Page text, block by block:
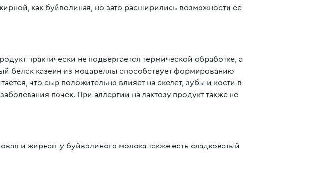
как буйволиная, но зато расширились возможности ее
практически не подвергается термической обработке, а
белок казеин из моцареллы способствует формированию
что сыр положительно влияет на скелет, зубы и кости в
почек. При аллергии на лактозу продукт также не
и жирная, у буйволиного молока также есть сладковатый